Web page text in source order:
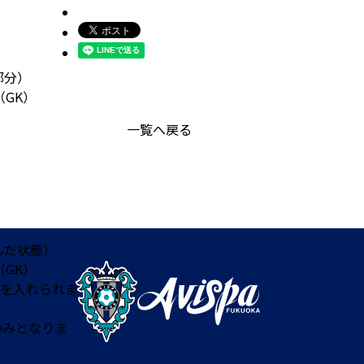
）
）
状態）
）
入れられま
となりま
一覧へ戻る